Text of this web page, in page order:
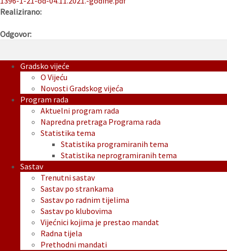
Realizirano:
Odgovor:
Gradsko vijeće
O Vijeću
Novosti Gradskog vijeća
Program rada
Aktuelni program rada
Napredna pretraga Programa rada
Statistika tema
Statistika programiranih tema
Statistika neprogramiranih tema
Sastav
Trenutni sastav
Sastav po strankama
Sastav po radnim tijelima
Sastav po klubovima
Vijećnici kojima je prestao mandat
Radna tijela
Prethodni mandati